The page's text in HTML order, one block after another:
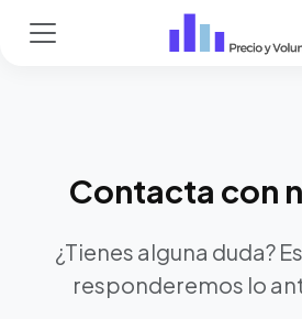
Contacta con
¿Tienes alguna duda?
responderemos lo